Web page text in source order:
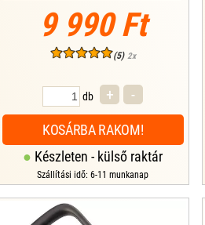
9 990 Ft
(5) 2x
Készleten - külső raktár
Szállítási idő: 6-11 munkanap
db + -
KOSÁRBA RAKOM!